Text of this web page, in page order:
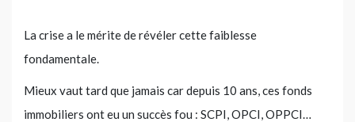
La crise a le mérite de révéler cette faiblesse
fondamentale.
Mieux vaut tard que jamais car depuis 10 ans, ces fonds
immobiliers ont eu un succès fou : SCPI, OPCI, OPPCI…